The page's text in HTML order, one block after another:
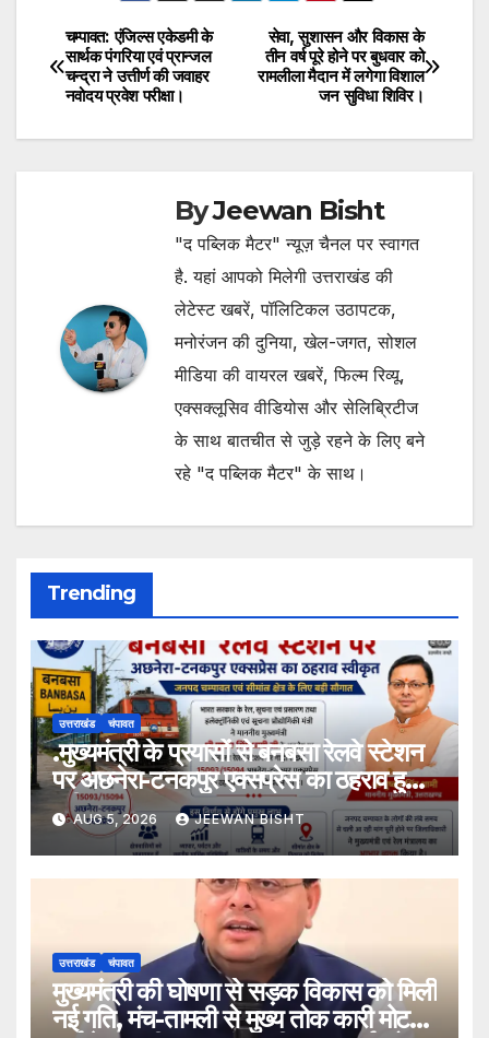
Post
navigation
सेवा, सुशासन और विकास के
तीन वर्ष पूरे होने पर बुधवार को
रामलीला मैदान में लगेगा विशाल
जन सुविधा शिविर।
चम्पावत: एंजिल्स एकेडमी के
सार्थक पंगरिया एवं प्रान्जल
चन्द्रा ने उत्तीर्ण की जवाहर
नवोदय प्रवेश परीक्षा।
ByJeewan Bisht
"द पब्लिक मैटर" न्यूज़ चैनल पर स्वागत
है. यहां आपको मिलेगी उत्तराखंड की
लेटेस्ट खबरें, पॉलिटिकल उठापटक,
मनोरंजन की दुनिया, खेल-जगत, सोशल
मीडिया की वायरल खबरें, फिल्म रिव्यू,
एक्सक्लूसिव वीडियोस और सेलिब्रिटीज
के साथ बातचीत से जुड़े रहने के लिए बने
रहे "द पब्लिक मैटर" के साथ।
Trending
उत्तराखंड चंपावत
.मुख्यमंत्री के प्रयासों से बनबसा रेलवे स्टेशन
पर अछनेरा-टनकपुर एक्सप्रेस का ठहराव हुआ
स्वीकृत
AUG 5, 2026 JEEWAN BISHT
उत्तराखंड चंपावत
मुख्यमंत्री की घोषणा से सड़क विकास को मिली
नई गति, मंच-तामली से मुख्य तोक कारी मोटर